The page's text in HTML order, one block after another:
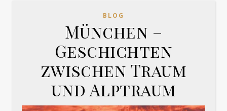
BLOG
München –
Geschichten
zwischen Traum
und Alptraum